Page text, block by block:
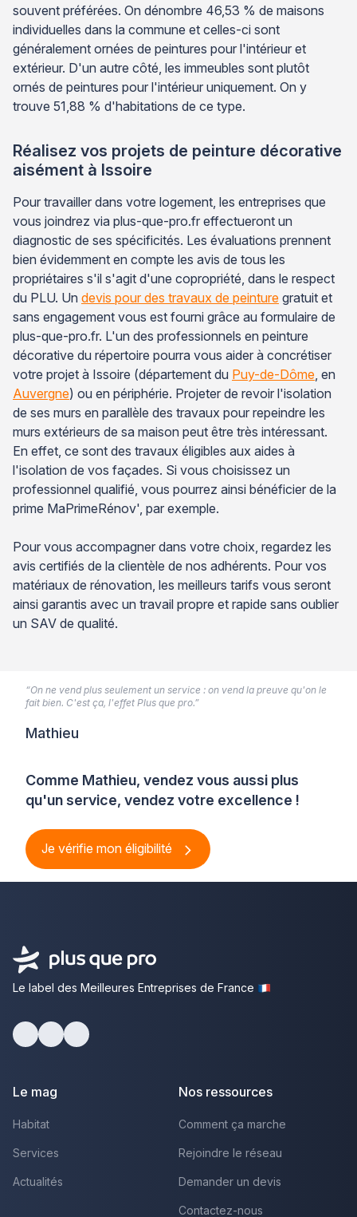
souvent préférées. On dénombre 46,53 % de maisons
individuelles dans la commune et celles-ci sont
généralement ornées de peintures pour l'intérieur et
extérieur. D'un autre côté, les immeubles sont plutôt
ornés de peintures pour l'intérieur uniquement. On y
trouve 51,88 % d'habitations de ce type.
Réalisez vos projets de peinture décorative
aisément à Issoire
Pour travailler dans votre logement, les entreprises que
vous joindrez via plus-que-pro.fr effectueront un
diagnostic de ses spécificités. Les évaluations prennent
bien évidemment en compte les avis de tous les
propriétaires s'il s'agit d'une copropriété, dans le respect
du PLU. Un devis pour des travaux de peinture gratuit et
sans engagement vous est fourni grâce au formulaire de
plus-que-pro.fr. L'un des professionnels en peinture
décorative du répertoire pourra vous aider à concrétiser
votre projet à Issoire (département du Puy-de-Dôme , en
Auvergne) ou en périphérie. Projeter de revoir l'isolation
de ses murs en parallèle des travaux pour repeindre les
murs extérieurs de sa maison peut être très intéressant.
En effet, ce sont des travaux éligibles aux aides à
l'isolation de vos façades. Si vous choisissez un
professionnel qualifié, vous pourrez ainsi bénéficier de la
prime MaPrimeRénov', par exemple.
Pour vous accompagner dans votre choix, regardez les
avis certifiés de la clientèle de nos adhérents. Pour vos
matériaux de rénovation, les meilleurs tarifs vous seront
ainsi garantis avec un travail propre et rapide sans oublier
un SAV de qualité.
Comme Mathieu, vendez vous aussi plus
qu'un service, vendez votre excellence !
Je vérifie mon éligibilité
“On ne vend plus seulement un service : on vend la preuve qu'on le
fait bien. C'est ça, l'effet Plus que pro.”
Mathieu
Le label des Meilleures Entreprises de France
Le mag
Habitat
Services
Actualités
Nos ressources
Comment ça marche
Rejoindre le réseau
Demander un devis
Contactez-nous